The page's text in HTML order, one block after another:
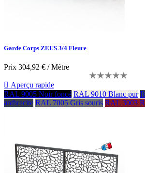
Garde Corps ZEUS 3/4 Fleure
Prix 304,92 € / Mètre
 Aperçu rapide
RAL 9005 Noir foncé RAL 9010 Blanc pur
anthracite RAL 7005 Gris souris RAL 3003